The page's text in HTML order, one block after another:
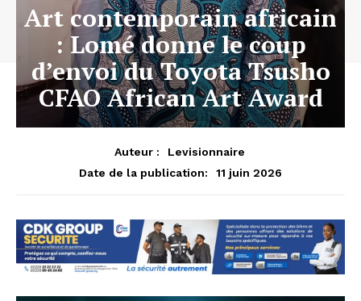
Art contemporain africain
: Lomé donne le coup
d’envoi du Toyota Tsusho
CFAO African Art Award
Auteur :
Levisionnaire
Date de la publication:
11 juin 2026